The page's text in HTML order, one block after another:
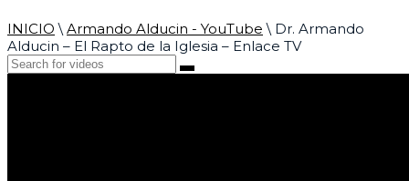
INICIO \ Armando Alducin - YouTube \ Dr. Armando
Alducin – El Rapto de la Iglesia – Enlace TV